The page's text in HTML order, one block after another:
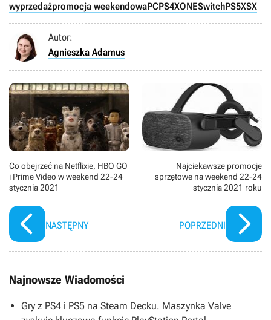
wyprzedażpromocja weekendowaPCPS4XONESwitchPS5XSX
Autor:
Agnieszka Adamus
Co obejrzeć na Netflixie, HBO GO
i Prime Video w weekend 22-24
stycznia 2021
NASTĘPNY
Najciekawsze promocje
sprzętowe na weekend 22-24
stycznia 2021 roku
POPRZEDNI
Najnowsze Wiadomości
Gry z PS4 i PS5 na Steam Decku. Maszynka Valve